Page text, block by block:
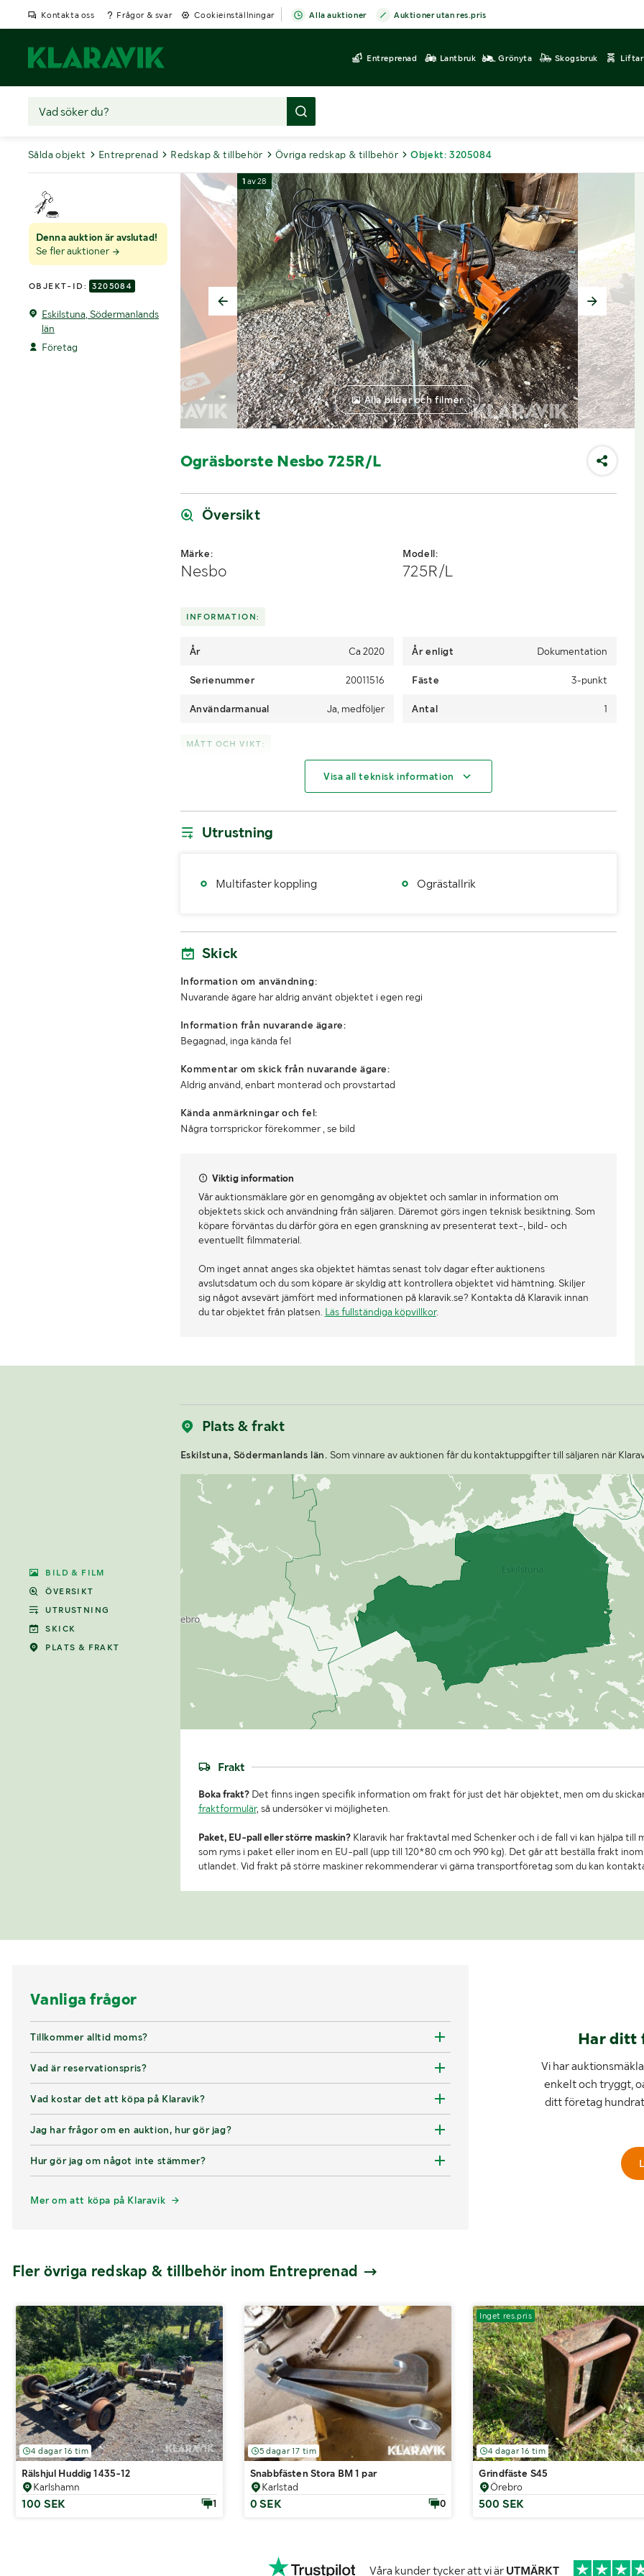
Kontakta oss Frågor & svar Cookieinställningar Alla auktioner Auktioner utan res.pris
Entreprenad Lantbruk Grönyta Skogsbruk Liftar
Sålda objekt Entreprenad Redskap & tillbehör Övriga redskap & tillbehör Objekt: 3205084
Denna auktion är avslutad!
Se fler auktioner
OBJEKT-ID: 3205084
Eskilstuna, Södermanlands
län
Företag
BILD & FILM
ÖVERSIKT
UTRUSTNING
SKICK
PLATS & FRAKT
1 av28
Alla bilder och filmer
Ogräsborste Nesbo 725R/L
Översikt
Märke:
Nesbo
Modell:
725R/L
INFORMATION:
År Ca 2020 År enligt Dokumentation
Serienummer 20011516 Fäste 3-punkt
Användarmanual Ja, medföljer Antal 1
MÅTT OCH VIKT:
315kg Längd (mm)
Visa all teknisk information
Utrustning
Multifaster koppling Ogrästallrik
Skick
Information om användning:
Nuvarande ägare har aldrig använt objektet i egen regi
Information från nuvarande ägare:
Begagnad, inga kända fel
Kommentar om skick från nuvarande ägare:
Aldrig använd, enbart monterad och provstartad
Kända anmärkningar och fel:
Några torrsprickor förekommer , se bild
Viktig information
Vår auktionsmäklare gör en genomgång av objektet och samlar in information om
objektets skick och användning från säljaren. Däremot görs ingen teknisk besiktning. Som
köpare förväntas du därför göra en egen granskning av presenterat text-, bild- och
eventuellt filmmaterial.
Om inget annat anges ska objektet hämtas senast tolv dagar efter auktionens
avslutsdatum och du som köpare är skyldig att kontrollera objektet vid hämtning. Skiljer
sig något avsevärt jämfört med informationen på klaravik.se? Kontakta då Klaravik innan
du tar objektet från platsen. Läs fullständiga köpvillkor.
Plats & frakt
Eskilstuna, Södermanlands län. Som vinnare av auktionen får du kontaktuppgifter till säljaren när
Frakt
Boka frakt?Det finns ingen specifik information om frakt för just det här objektet, men om du
fraktformulär, så undersöker vi möjligheten.
Paket, EU-pall eller större maskin?Klaravik har fraktavtal med Schenker och i de fall vi kan hjälpa till
som ryms i paket eller inom en EU-pall (upp till 120*80 cm och 990 kg). Det går att beställa frakt
utlandet. Vid frakt på större maskiner rekommenderar vi gärna transportföretag som du kan
Vanliga frågor
Tillkommer alltid moms?
Vad är reservationspris?
Vad kostar det att köpa på Klaravik?
Jag har frågor om en auktion, hur gör jag?
Hur gör jag om något inte stämmer?
Mer om att köpa på Klaravik
Har ditt
Vi har
enkelt och tryggt,
ditt företag
Fler övriga redskap & tillbehör inom Entreprenad
4 dagar 16 tim
Rälshjul Huddig 1435-12
Karlshamn
100 SEK 1
5 dagar 17 tim
Snabbfästen Stora BM 1 par
Karlstad
0 SEK 0
Inget res.pris
4 dagar 16 tim
Grindfäste S45
Örebro
500 SEK
Våra kunder tycker att vi är UTMÄRKT